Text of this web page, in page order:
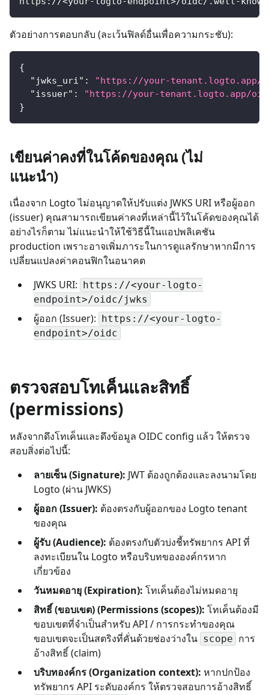
ตัวอย่างการตอบกลับ (ละเว้นฟิลด์อื่นเพื่อความกระชับ):
{
"jwks_uri" :
"https://your-tenant.logto.app/
"issuer" :
"https://your-tenant.logto.app/
}
เขียนค่าคงที่ในโค้ดของคุณ (ไม่
แนะนำ)
เนื่องจาก Logto ไม่อนุญาตให้ปรับแต่ง JWKS URI หรือผู้ออก
(issuer) คุณสามารถเขียนค่าคงที่เหล่านี้ไว้ในโค้ดของคุณได้
อย่างไรก็ตาม ไม่แนะนำให้ใช้วิธีนี้ในแอปพลิเคชัน
production เพราะอาจเพิ่มภาระในการดูแลรักษาหากมีการ
เปลี่ยนแปลงค่าคอนฟิกในอนาคต
JWKS URI:
https://<your-logto-
endpoint>/oidc/jwks
ผู้ออก (Issuer):
https://<your-logto-
endpoint>/oidc
ตรวจสอบโทเค็นและสิทธิ์
(permissions)
หลังจากดึงโทเค็นและดึงข้อมูล OIDC config แล้ว ให้ตรวจ
สอบสิ่งต่อไปนี้:
ลายเซ็น (Signature): JWT ต้องถูกต้องและลงนามโดย
Logto (ผ่าน JWKS)
ผู้ออก (Issuer): ต้องตรงกับผู้ออกของ Logto tenant
ของคุณ
ผู้รับ (Audience): ต้องตรงกับตัวบ่งชี้ทรัพยากร API ที่
ลงทะเบียนใน Logto หรือบริบทขององค์กรหาก
เกี่ยวข้อง
วันหมดอายุ (Expiration): โทเค็นต้องไม่หมดอายุ
สิทธิ์ (ขอบเขต) (Permissions (scopes)): โทเค็นต้องมี
ขอบเขตที่จำเป็นสำหรับ API / การกระทำของคุณ
ขอบเขตจะเป็นสตริงที่คั่นด้วยช่องว่างใน scope การ
อ้างสิทธิ์ (claim)
บริบทองค์กร (Organization context): หากปกป้อง
ทรัพยากร API ระดับองค์กร ให้ตรวจสอบการอ้างสิทธิ์